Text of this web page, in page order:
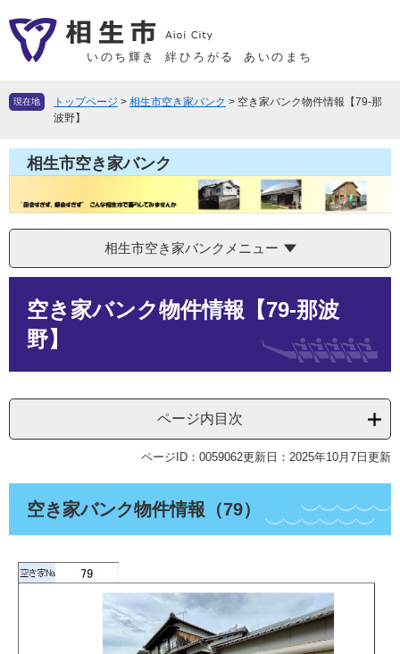
ー
先
ニ
を
いのち輝き 絆ひろがる あいのまち
現在地 トップページ > 相生市空き家バンク > 空き家バンク物件情報【79-那
波野】
相生市空き家バンク
相生市空き家バンクメニュー
空き家バンク物件情報【79-那波
野】
ページ内目次
ページID：0059062更新日：2025年10月7日更新
空き家バンク物件情報（79）